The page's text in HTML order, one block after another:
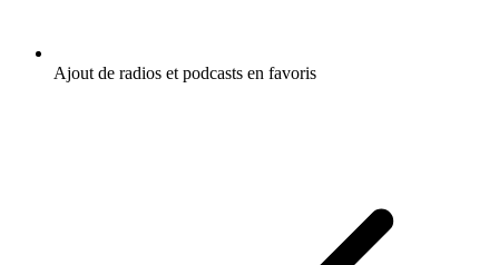
Ajout de radios et podcasts en favoris